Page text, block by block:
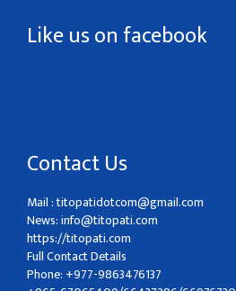
Like us on facebook
Contact Us
Mail :titopatidotcom@gmail.com
News:info@titopati.com
https://titopati.com
Full Contact Details
Phone: +977-9863476137